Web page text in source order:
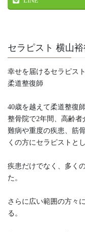
セラピスト 横山
幸せを届けるセラピスト
柔道整復師
40歳を越えて柔道整復
整骨院で2年間、高齢者
難病や重度の疾患、筋
くの方にセラピストと
疾患だけでなく、多く
た。
さらに広い範囲の方々
る。